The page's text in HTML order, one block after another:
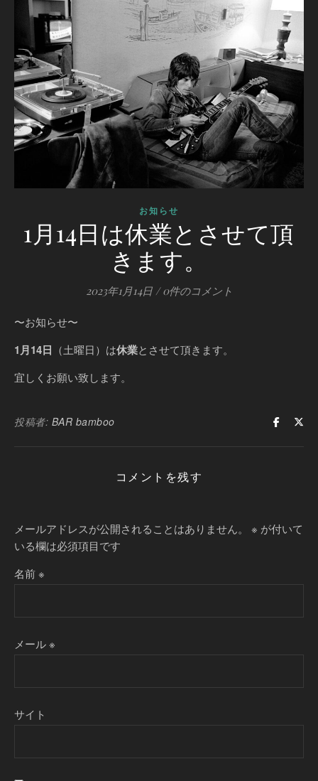
お知らせ
1月14日は休業とさせて頂
きます。
2023年1月14日 / 0件のコメント
〜お知らせ〜
1月14日 （土曜日）は休業とさせて頂きます。
宜しくお願い致します。
投稿者: BAR bamboo
コメントを残す
メールアドレスが公開されることはありません。 ※ が付いて
いる欄は必須項目です
名前※
メール※
サイト